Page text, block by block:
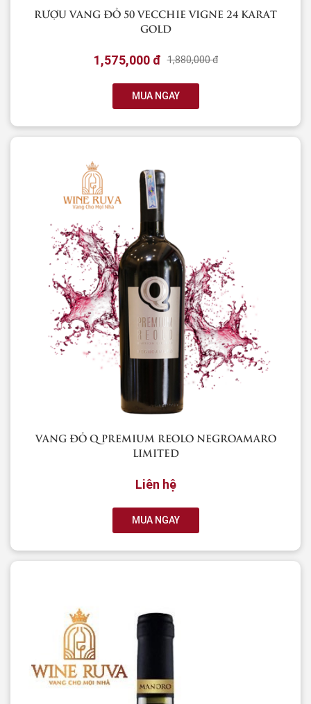
RƯỢU VANG ĐỎ 50 VECCHIE VIGNE 24 KARAT
GOLD
1,575,000 đ 1,880,000 đ
MUA NGAY
VANG ĐỎ Q PREMIUM REOLO NEGROAMARO
LIMITED
Liên hệ
MUA NGAY